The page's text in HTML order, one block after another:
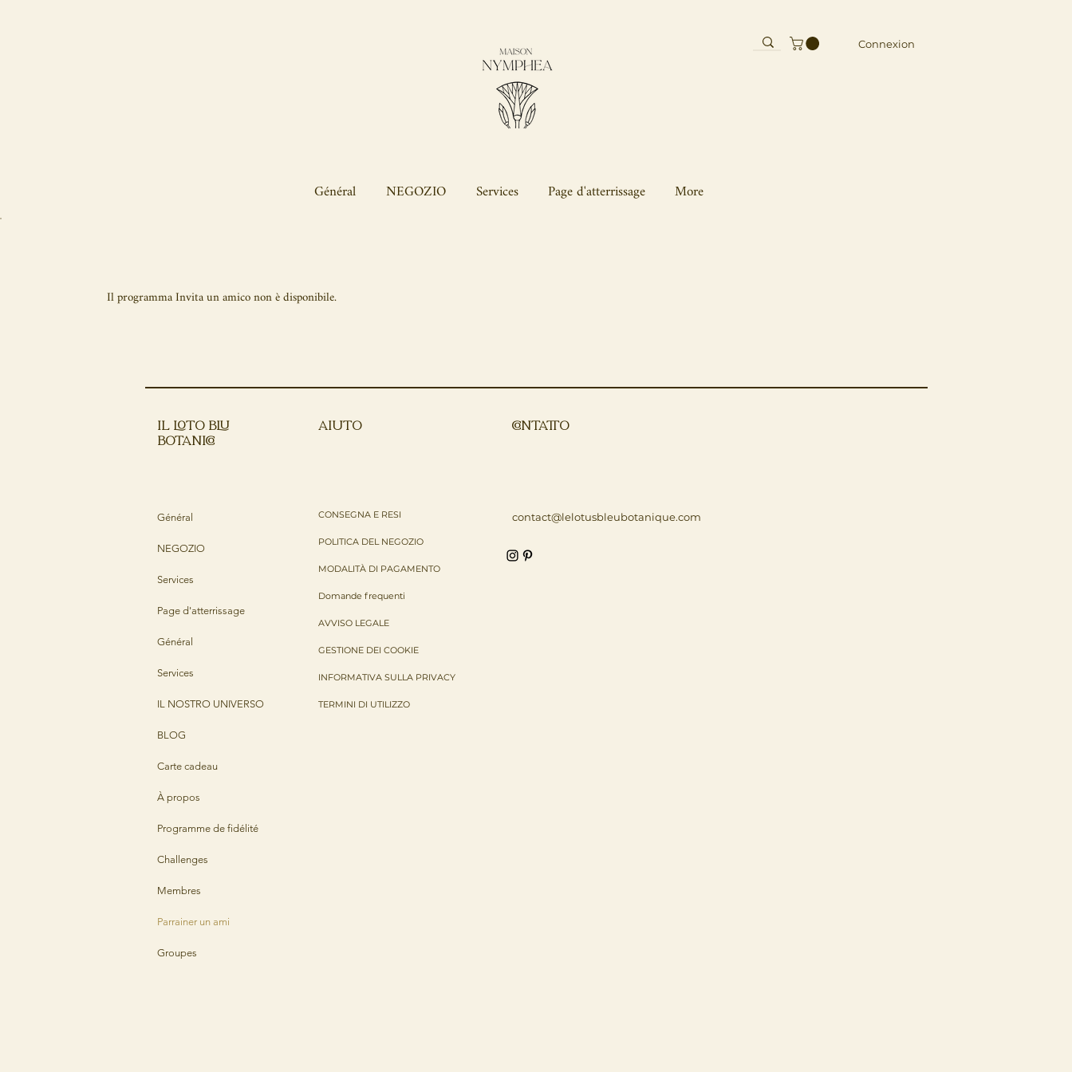
Connexion
Général NEGOZIO Services Page d'atterrissage More
Il programma Invita un amico non è disponibile.
IL LOTO BLU
BOTANICO
AIUTO CONTATTO
Général
NEGOZIO
Services
Page d'atterrissage
Général
Services
IL NOSTRO UNIVERSO
BLOG
Carte cadeau
À propos
Programme de fidélité
Challenges
Membres
Parrainer un ami
Groupes
CONSEGNA E RESI
POLITICA DEL NEGOZIO
MODALITÀ DI PAGAMENTO
Domande frequenti
AVVISO LEGALE
GESTIONE DEI COOKIE
INFORMATIVA SULLA PRIVACY
TERMINI DI UTILIZZO
contact@lelotusbleubotanique.com